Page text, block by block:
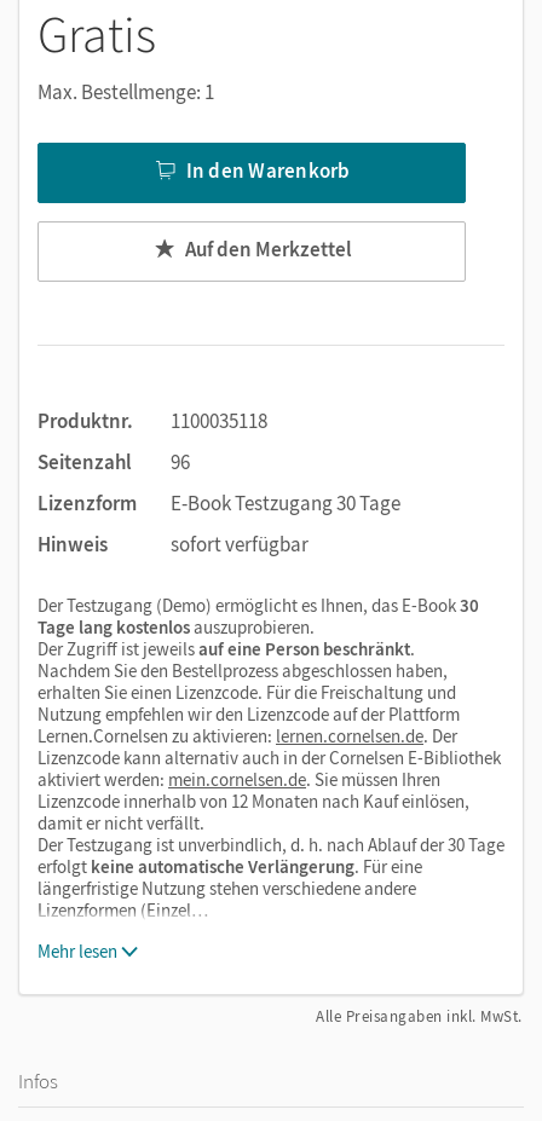
kein zeitaufwendiges Suchen. Dieses E-Book enthält z. B.:
Erklärfilme
Digital helpund ausgewählte Lösungen
Außerdem bietet das Workbook als E-Book viele digitale
Funktionen: Texteingabe, im Text suchen, Notizen erstellen,
Markierungen und Lesezeichen setzen, zoomen. Alternativ
Gratis
Max. Bestellmenge: 1
In den Warenkorb
Auf den Merkzettel
Produktnr.
1100035118
Seitenzahl
96
Lizenzform
E-Book Testzugang 30 Tage
Hinweis
sofort verfügbar
Der Testzugang (Demo) ermöglicht es Ihnen, das E-Book30
Tage lang kostenlosauszuprobieren.
Der Zugriff ist jeweilsauf eine Person beschränkt.
Nachdem Sie den Bestellprozess abgeschlossen haben,
erhalten Sie einen Lizenzcode. Für die Freischaltung und
Nutzung empfehlen wir den Lizenzcode auf der Plattform
Lernen.Cornelsen zu aktivieren: lernen.cornelsen.de. Der
Lizenzcode kann alternativ auch in der Cornelsen E-Bibliothek
aktiviert werden: mein.cornelsen.de. Sie müssen Ihren
Lizenzcode innerhalb von 12 Monaten nach Kauf einlösen,
damit er nicht verfällt.
Der Testzugang ist unverbindlich, d. h. nach Ablauf der 30 Tage
erfolgt keine automatische Verlängerung. Für eine
längerfristige Nutzung stehen verschiedene andere
Lizenzformen (Einzel…
Mehr lesen
Alle Preisangaben inkl. MwSt.
Infos